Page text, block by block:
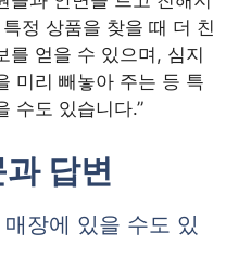
정 상품을 찾을 때 더 친
를 얻을 수 있으며, 심지
미리 빼놓아 주는 등 특
수도 있습니다.”
답변
장에 있을 수도 있